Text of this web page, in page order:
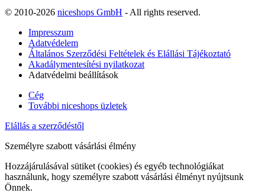
© 2010-2026 niceshops GmbH - All rights reserved.
Impresszum
Adatvédelem
Általános Szerződési Feltételek és Elállási Tájékoztató
Akadálymentesítési nyilatkozat
Adatvédelmi beállítások
Cég
További niceshops üzletek
Elállás a szerződéstől
Személyre szabott vásárlási élmény
Hozzájárulásával sütiket (cookies) és egyéb technológiákat
használunk, hogy személyre szabott vásárlási élményt nyújtsunk
Önnek.